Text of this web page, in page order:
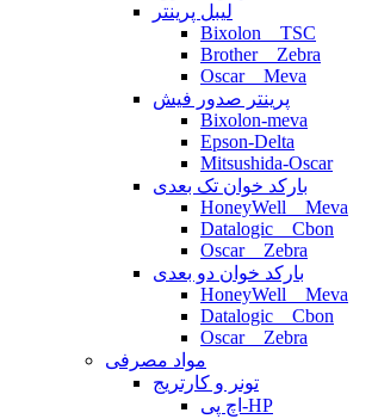
لیبل پرینتر
Bixolon _ TSC
Brother _ Zebra
Oscar _ Meva
پرینتر صدور فیش
Bixolon-meva
Epson-Delta
Mitsushida-Oscar
بارکد خوان تک بعدی
HoneyWell _ Meva
Datalogic _ Cbon
Oscar _ Zebra
بارکد خوان دو بعدی
HoneyWell _ Meva
Datalogic _ Cbon
Oscar _ Zebra
مواد مصرفی
تونر و کارتریج
اچ پی-HP